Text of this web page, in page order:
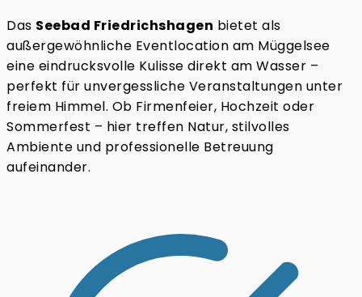
Das Seebad Friedrichshagen bietet als
außergewöhnliche Eventlocation am Müggelsee
eine eindrucksvolle Kulisse direkt am Wasser –
perfekt für unvergessliche Veranstaltungen unter
freiem Himmel. Ob Firmenfeier, Hochzeit oder
Sommerfest – hier treffen Natur, stilvolles
Ambiente und professionelle Betreuung
aufeinander.